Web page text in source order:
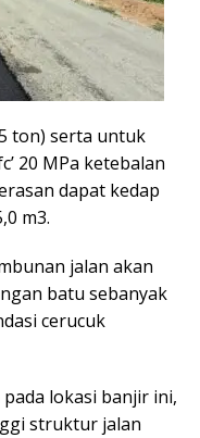
ton) serta untuk
20 MPa ketebalan
dapat kedap
m3.
jalan akan
batu sebanyak
cerucuk
lokasi banjir ini,
struktur jalan